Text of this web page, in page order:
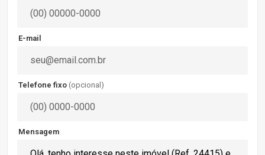
E-mail
Telefone fixo (opcional)
Mensagem